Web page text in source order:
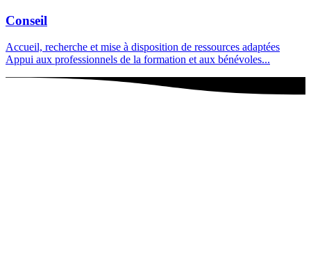
Conseil
Accueil, recherche et mise à disposition de ressources adaptées
Appui aux professionnels de la formation et aux bénévoles...